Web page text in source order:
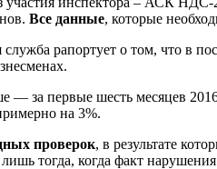
Все данные, которые
служба рапортует о том, что в
— за первые шесть месяцев
на 3%.
проверок, в результате
тогда, когда факт